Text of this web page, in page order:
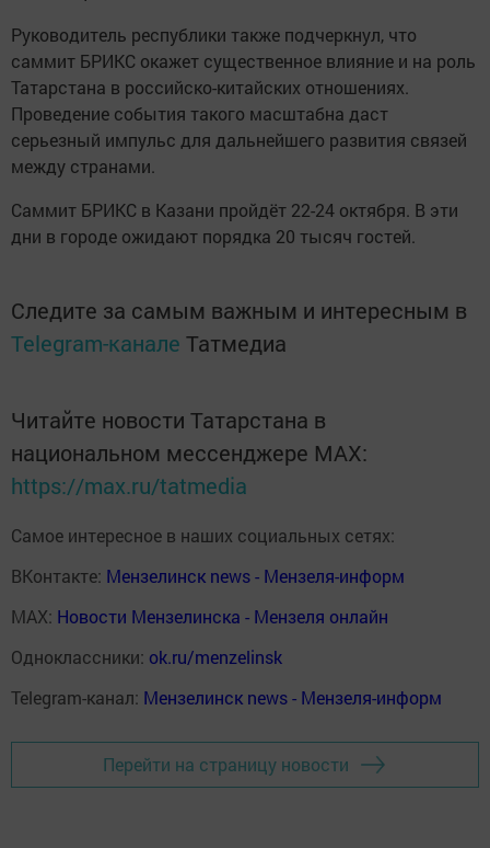
Руководитель республики также подчеркнул, что
саммит БРИКС окажет существенное влияние и на роль
Татарстана в российско-китайских отношениях.
Проведение события такого масштабна даст
серьезный импульс для дальнейшего развития связей
между странами.
Саммит БРИКС в Казани пройдёт 22-24 октября. В эти
дни в городе ожидают порядка 20 тысяч гостей.
Следите за самым важным и интересным в
Telegram-канале Татмедиа
Читайте новости Татарстана в
национальном мессенджере MАХ:
https://max.ru/tatmedia
Самое интересное в наших социальных сетях:
ВКонтакте: Мензелинск news - Мензеля-информ
MAX: Новости Мензелинска - Мензеля онлайн
Одноклассники: ok.ru/menzelinsk
Telegram-канал: Мензелинск news - Мензеля-информ
Перейти на страницу новости